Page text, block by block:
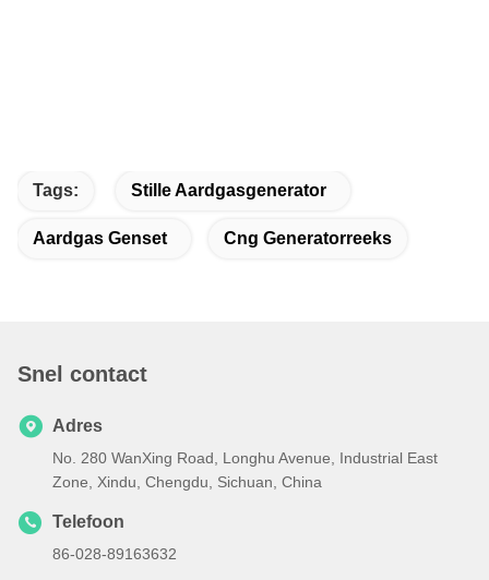
Tags: Stille Aardgasgenerator
Aardgas Genset Cng Generatorreeks
Snel contact
Adres
No. 280 WanXing Road, Longhu Avenue, Industrial East
Zone, Xindu, Chengdu, Sichuan, China
Telefoon
86-028-89163632